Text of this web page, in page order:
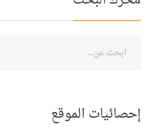
إحصائيات الموقع